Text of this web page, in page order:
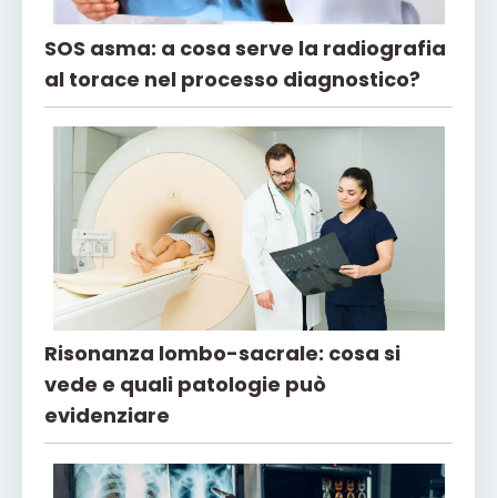
SOS asma: a cosa serve la radiografia
al torace nel processo diagnostico?
Risonanza lombo-sacrale: cosa si
vede e quali patologie può
evidenziare